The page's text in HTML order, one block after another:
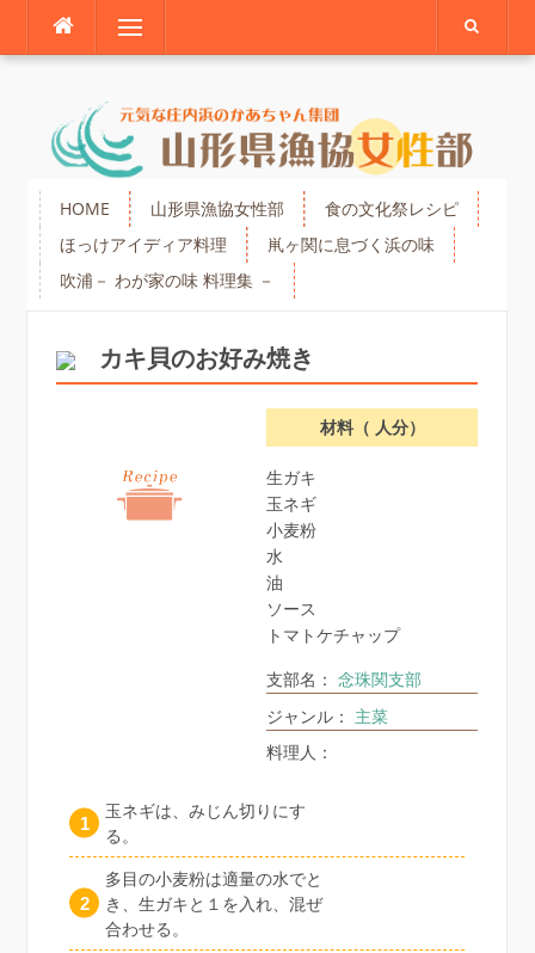
content
Menu
HOME 山形県漁協女性部
食の文化祭レシピ
ほっけアイディア料理
鼡ヶ関に息づく浜の味
吹浦－ わが家の味 料理集 －
カキ貝のお好み焼き
材料（ 人分）
生ガキ
玉ネギ
小麦粉
水
油
ソース
トマトケチャップ
支部名：念珠関支部
ジャンル： 主菜
料理人：
玉ネギは、みじん切りにす
る。
多目の小麦粉は適量の水でと
き、生ガキと１を入れ、混ぜ
合わせる。